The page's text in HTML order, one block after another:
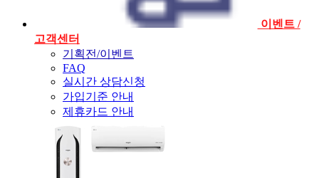
이벤트 /
고객센터
기획전/이벤트
FAQ
실시간 상담신청
가입기준 안내
제휴카드 안내